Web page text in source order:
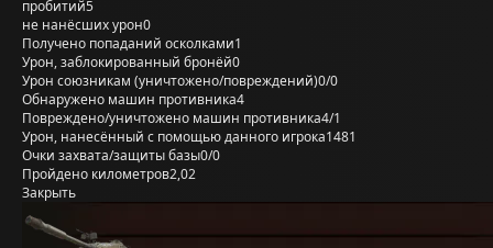
пробитий5
не нанёсших урон0
Получено попаданий осколками1
Урон, заблокированный бронёй0
Урон союзникам (уничтожено/повреждений)0/0
Обнаружено машин противника4
Повреждено/уничтожено машин противника4/1
Урон, нанесённый с помощью данного игрока1481
Очки захвата/защиты базы0/0
Пройдено километров2,02
Закрыть